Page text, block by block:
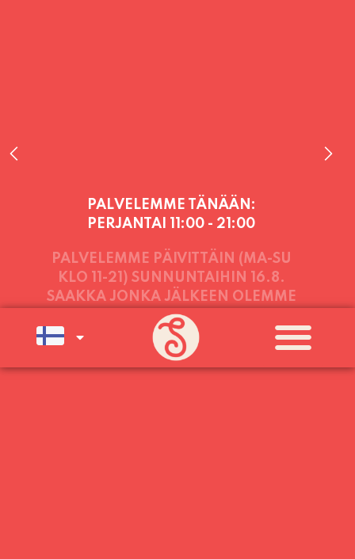
PALVELEMME TÄNÄÄN:
PERJANTAI 11:00 - 21:00
PALVELEMME PÄIVITTÄIN (MA-SU
KLO 11-21) SUNNUNTAIHIN 16.8.
SAAKKA JONKA JÄLKEEN OLEMME
AVOINNA VIIKONLOPPUISIN (PE-
SU) ELOKUUN LOPPUUN ASTI
LÄMPIMÄSTI TERVETULOA!